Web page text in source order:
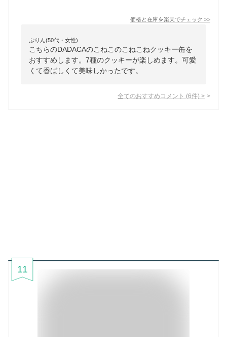
価格と在庫を楽天でチェック >>
ぷりん(50代・女性)
こちらのDADACAのこねこのこねこねクッキー缶を
おすすめします。7種のクッキーが楽しめます。可愛
くて香ばしくて美味しかったです。
全てのおすすめコメント (6件) >
11